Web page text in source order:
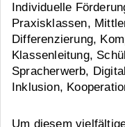
Individuelle
Praxisklassen,
Differenzierung,
Klassenleitung,
Spracherwerb,
Inklusion,
Um diesem